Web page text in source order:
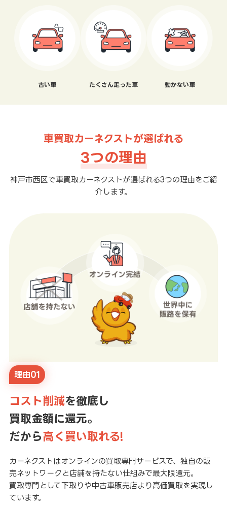
古い車 たくさん走った車 動かない車
車買取カーネクストが選ばれる
3つの理由
神戸市西区で車買取カーネクストが選ばれる3つの理由をご紹
介します。
理由01
コスト削減を徹底し
買取金額に還元。
だから高く買い取れる!
カーネクストはオンラインの買取専門サービスで、独自の販
売ネットワークと店舗を持たない仕組みで最大限還元。
買取専門として下取りや中古車販売店より高価買取を実現し
ています。